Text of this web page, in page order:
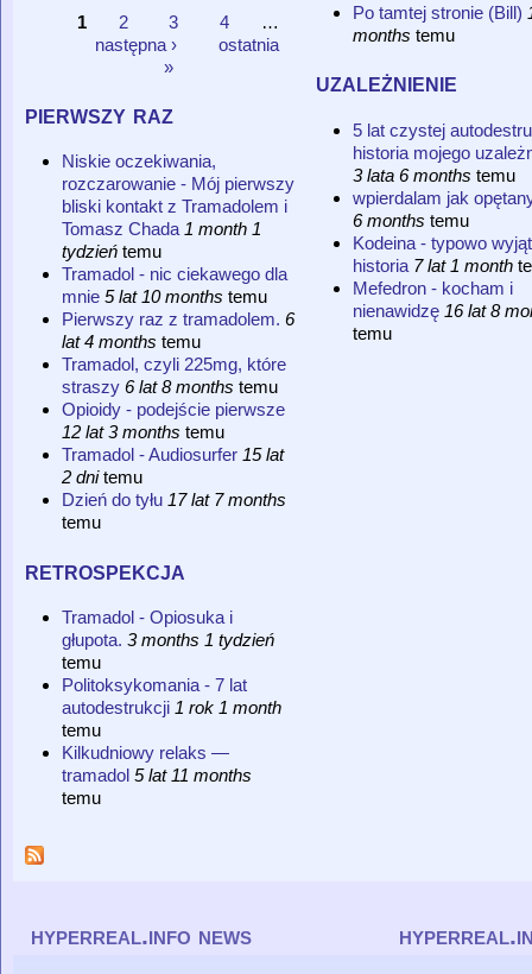
Strony
1 2 3 4
…
następna ›
ostatnia
»
pierwszy raz
Niskie oczekiwania,
rozczarowanie - Mój pierwszy
bliski kontakt z Tramadolem i
Tomasz Chada 1 month 1
tydzieńtemu
Tramadol - nic ciekawego dla
mnie 5 lat 10 months temu
Pierwszy raz z tramadolem. 6
lat 4 months temu
Tramadol, czyli 225mg, które
straszy 6 lat 8 months temu
Opioidy - podejście pierwsze
12 lat 3 months temu
Tramadol - Audiosurfer 15 lat
2 dnitemu
Dzień do tyłu 17 lat 7 months
temu
retrospekcja
Tramadol - Opiosuka i
głupota. 3 months 1 tydzień
temu
Politoksykomania - 7 lat
autodestrukcji 1 rok 1 month
temu
Kilkudniowy relaks —
tramadol 5 lat 11 months
temu
Po tamtej stronie (Bill)
months temu
uzależnienie
5 lat czystej
historia mojego
3 lata 6 months temu
wpierdalam jak
6 months temu
Kodeina - typowo
historia 7 lat 1 month
Mefedron - kocham i
nienawidzę 16 lat 8
temu
hyperreal.info news